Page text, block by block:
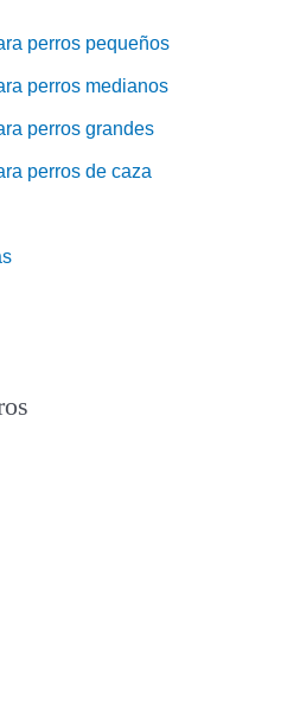
perros pequeños
perros medianos
perros grandes
perros de caza